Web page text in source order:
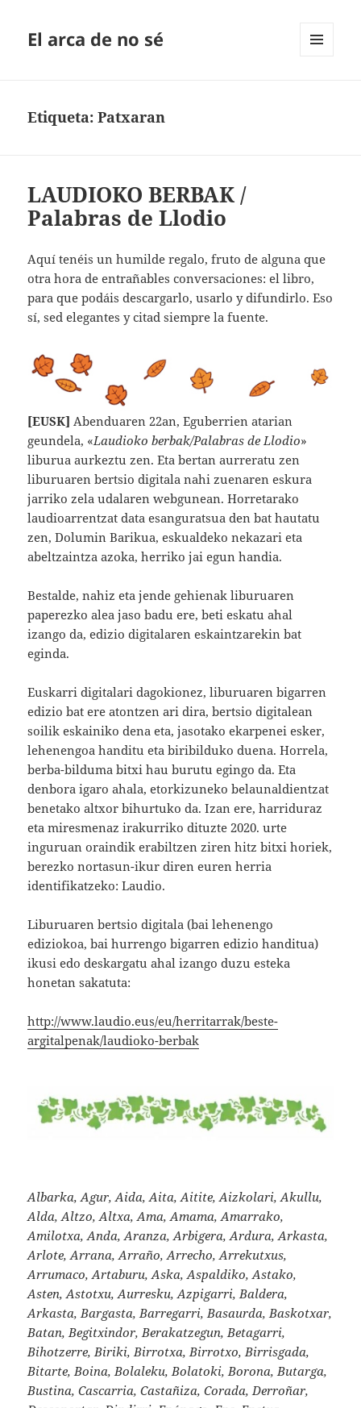
El arca de no sé
Etiqueta:Patxaran
LAUDIOKO BERBAK /
Palabras de Llodio
Aquí tenéis un humilde regalo, fruto de alguna que
otra hora de entrañables conversaciones: el libro,
para que podáis descargarlo, usarlo y difundirlo. Eso
sí, sed elegantes y citad siempre la fuente.
[EUSK] Abenduaren 22an, Eguberrien atarian
geundela, «Laudioko berbak/Palabras de Llodio»
liburua aurkeztu zen. Eta bertan aurreratu zen
liburuaren bertsio digitala nahi zuenaren eskura
jarriko zela udalaren webgunean. Horretarako
laudioarrentzat data esanguratsua den bat hautatu
zen, Dolumin Barikua, eskualdeko nekazari eta
abeltzaintza azoka, herriko jai egun handia.
Bestalde, nahiz eta jende gehienak liburuaren
paperezko alea jaso badu ere, beti eskatu ahal
izango da, edizio digitalaren eskaintzarekin bat
eginda.
Euskarri digitalari dagokionez, liburuaren bigarren
edizio bat ere atontzen ari dira, bertsio digitalean
soilik eskainiko dena eta, jasotako ekarpenei esker,
lehenengoa handitu eta biribilduko duena. Horrela,
berba-bilduma bitxi hau burutu egingo da. Eta
denbora igaro ahala, etorkizuneko belaunaldientzat
benetako altxor bihurtuko da. Izan ere, harriduraz
eta miresmenaz irakurriko dituzte 2020. urte
inguruan oraindik erabiltzen ziren hitz bitxi horiek,
berezko nortasun-ikur diren euren herria
identifikatzeko: Laudio.
Liburuaren bertsio digitala (bai lehenengo
ediziokoa, bai hurrengo bigarren edizio handitua)
ikusi edo deskargatu ahal izango duzu esteka
honetan sakatuta:
http://www.laudio.eus/eu/herritarrak/beste-
argitalpenak/laudioko-berbak
Albarka, Agur, Aida, Aita, Aitite, Aizkolari, Akullu,
Alda, Altzo, Altxa, Ama, Amama, Amarrako,
Amilotxa, Anda, Aranza, Arbigera, Ardura, Arkasta,
Arlote, Arrana, Arraño, Arrecho, Arrekutxus,
Arrumaco, Artaburu, Aska, Aspaldiko, Astako,
Asten, Astotxu, Aurresku, Azpigarri, Baldera,
Arkasta, Bargasta, Barregarri, Basaurda, Baskotxar,
Batan, Begitxindor, Berakatzegun, Betagarri,
Bihotzerre, Biriki, Birrotxa, Birrotxo, Birrisgada,
Bitarte, Boina, Bolaleku, Bolatoki, Borona, Butarga,
Bustina, Cascarria, Castañiza, Corada, Derroñar,